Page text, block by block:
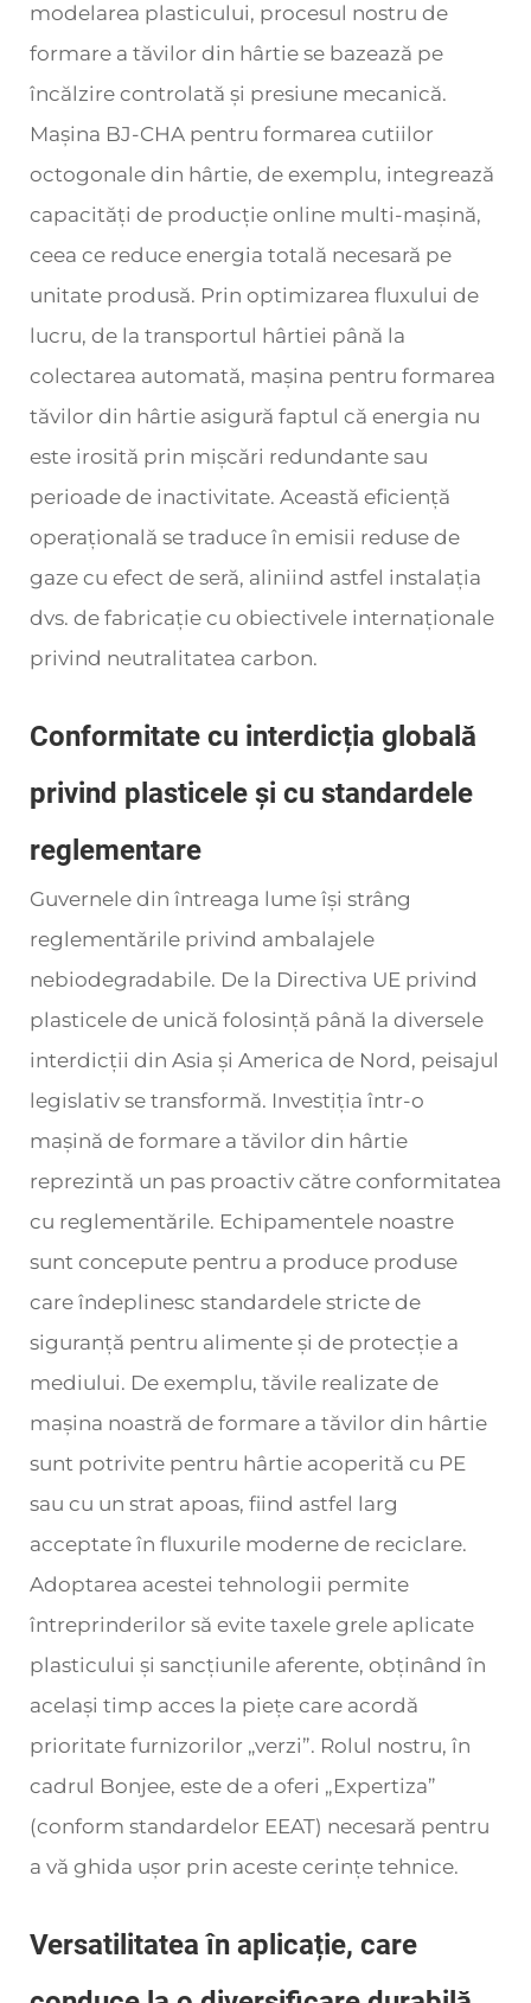
modelarea plasticului, procesul nostru de
formare a tăvilor din hârtie se bazează pe
încălzire controlată și presiune mecanică.
Mașina BJ-CHA pentru formarea cutiilor
octogonale din hârtie, de exemplu, integrează
capacități de producție online multi-mașină,
ceea ce reduce energia totală necesară pe
unitate produsă. Prin optimizarea fluxului de
lucru, de la transportul hârtiei până la
colectarea automată, mașina pentru formarea
tăvilor din hârtie asigură faptul că energia nu
este irosită prin mișcări redundante sau
perioade de inactivitate. Această eficiență
operațională se traduce în emisii reduse de
gaze cu efect de seră, aliniind astfel instalația
dvs. de fabricație cu obiectivele internaționale
privind neutralitatea carbon.
Conformitate cu interdicția globală
privind plasticele și cu standardele
reglementare
Guvernele din întreaga lume își strâng
reglementările privind ambalajele
nebiodegradabile. De la Directiva UE privind
plasticele de unică folosință până la diversele
interdicții din Asia și America de Nord, peisajul
legislativ se transformă. Investiția într-o
mașină de formare a tăvilor din hârtie
reprezintă un pas proactiv către conformitatea
cu reglementările. Echipamentele noastre
sunt concepute pentru a produce produse
care îndeplinesc standardele stricte de
siguranță pentru alimente și de protecție a
mediului. De exemplu, tăvile realizate de
mașina noastră de formare a tăvilor din hârtie
sunt potrivite pentru hârtie acoperită cu PE
sau cu un strat apoas, fiind astfel larg
acceptate în fluxurile moderne de reciclare.
Adoptarea acestei tehnologii permite
întreprinderilor să evite taxele grele aplicate
plasticului și sancțiunile aferente, obținând în
același timp acces la piețe care acordă
prioritate furnizorilor „verzi”. Rolul nostru, în
cadrul Bonjee, este de a oferi „Expertiza”
(conform standardelor EEAT) necesară pentru
a vă ghida ușor prin aceste cerințe tehnice.
Versatilitatea în aplicație, care